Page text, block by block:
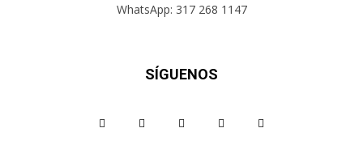
WhatsApp: 317 268 1147
SÍGUENOS